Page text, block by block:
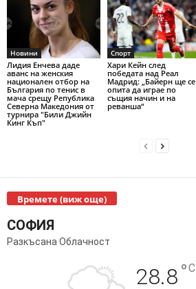
Новини
Лидия Енчева даде
аванс на женския
национален отбор на
България по тенис в
мача срещу Република
Северна Македония от
турнира "Били Джийн
Кинг Къп"
Спорт
Хари Кейн след
победата над Реал
Мадрид: „Байерн ще се
опита да играе по
същия начин и на
реванша“
Времете (виж още)
СОФИЯ
Разкъсана Облачност
28.8°C